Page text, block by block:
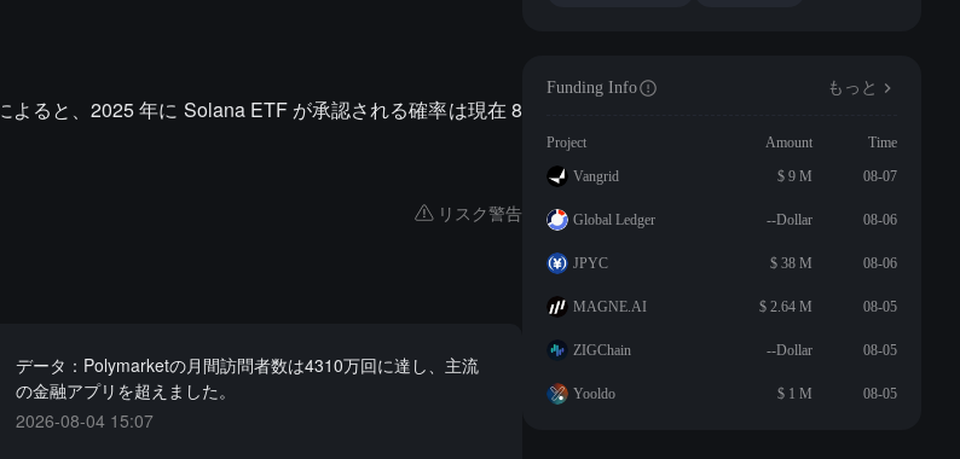
ると、2025 年に Solana ETF が承認される確率は現在 8
リスク警告
データ：Polymarketの月間訪問者数は4310万回に達し、主流
の金融アプリを超えました。
2026-08-04 15:07
Funding Info もっと
Project Amount
Time
Vangrid
$ 9 M 08-07
Global Ledger --Dollar 08-06
JPYC $ 38 M 08-06
MAGNE.AI $ 2.64 M 08-05
ZIGChain --Dollar 08-05
Yooldo $ 1 M 08-05